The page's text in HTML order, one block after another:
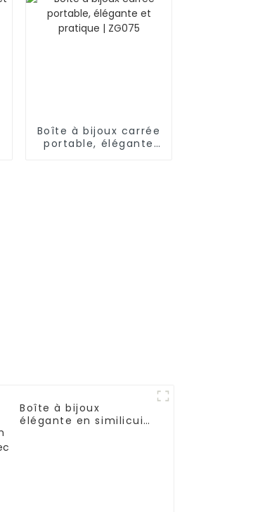
Boîte à bijoux carrée
portable, élégante
Boîte à bijoux
élégante en similicuir